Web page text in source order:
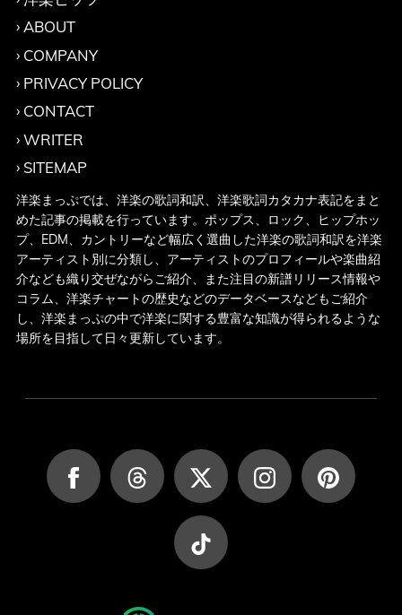
ABOUT
COMPANY
PRIVACY POLICY
CONTACT
WRITER
SITEMAP
洋楽まっぷでは、洋楽の歌詞和訳、洋楽歌詞カタカナ表記をまと
めた記事の掲載を行っています。ポップス、ロック、ヒップホッ
プ、EDM、カントリーなど幅広く選曲した洋楽の歌詞和訳を洋楽
アーティスト別に分類し、アーティストのプロフィールや楽曲紹
介なども織り交ぜながらご紹介、また注目の新譜リリース情報や
コラム、洋楽チャートの歴史などのデータベースなどもご紹介
し、洋楽まっぷの中で洋楽に関する豊富な知識が得られるような
場所を目指して日々更新しています。